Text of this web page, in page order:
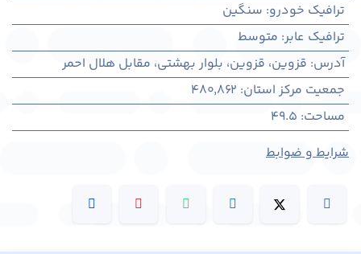
ترافیک خودرو: سنگین
ترافیک عابر: متوسط
آدرس: قزوين، قزوين، بلوار بهشتی، مقابل هلال احمر
جمعیت مرکز استان:
480,862
مساحت:
49.5
شرایط و ضوابط